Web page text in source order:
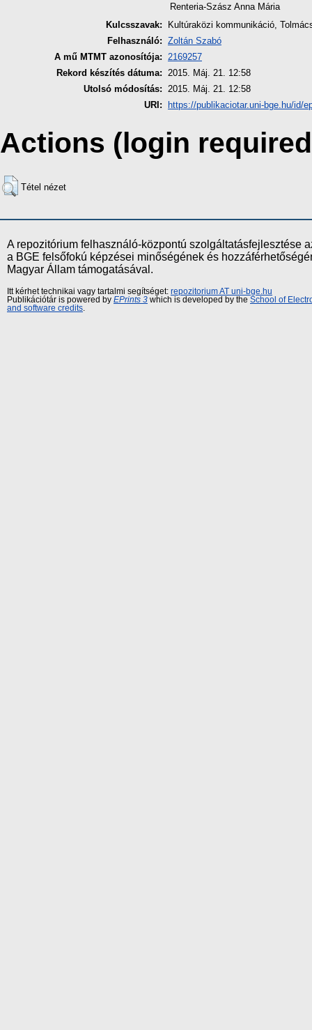
Renteria-Szász Anna Mária
Kulcsszavak:
Kultúraközi kommunikáció,
Felhasználó: Zoltán Szabó
A mű MTMT azonosítója: 2169257
Rekord készítés dátuma: 2015. Máj. 21. 12:58
Utolsó módosítás: 2015. Máj. 21. 12:58
URI:
https://publikaciotar.uni-bge.hu/id/
Actions (login
Tétel nézet
A repozitórium felhasználó-központú szolgáltatásfejlesztése
a BGE felsőfokú képzései minőségének és
Magyar Állam támogatásával.
Itt kérhet technikai vagy tartalmi segítséget: repozitorium AT uni-bge.hu
Publikációtár is powered by EPrints 3 which is developed by the School of
and software credits